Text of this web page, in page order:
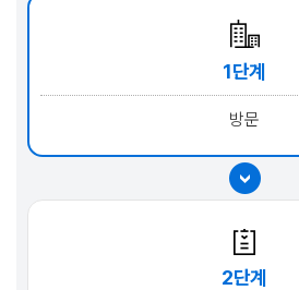
1단계
방문
2단계